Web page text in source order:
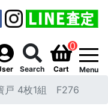
Search
0
Cart Menu
戸 4枚1組 F276